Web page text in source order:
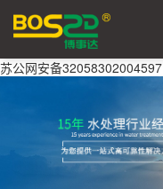
苏公网安备32058302004597